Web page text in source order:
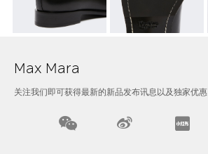
Max Mara
关注我们即可获得最新的新品发布讯息以及独家优惠